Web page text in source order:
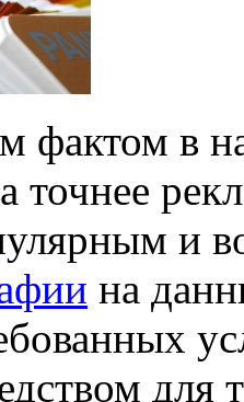
в
точнее
и
на
для